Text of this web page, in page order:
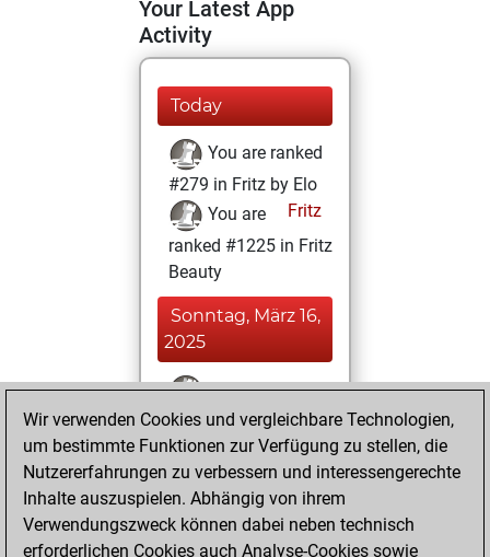
Your Latest App
Activity
Today
You are ranked
#279 in Fritz by Elo
Fritz
You are
ranked #1225 in Fritz
Beauty
Sonntag, März 16,
2025
You won
against Fritz
Fritz
You achieved a
BeautyScore of 464
You achieved a
new Elo of 1904
Wir verwenden Cookies und vergleichbare Technologien,
um bestimmte Funktionen zur Verfügung zu stellen, die
Nutzererfahrungen zu verbessern und interessengerechte
Inhalte auszuspielen. Abhängig von ihrem
Verwendungszweck können dabei neben technisch
erforderlichen Cookies auch Analyse-Cookies sowie